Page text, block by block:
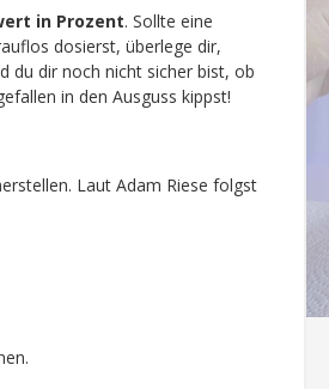
in Prozent. Sollte eine
dosierst, überlege dir,
du dir noch nicht sicher bist, ob
in den Ausguss kippst!
Laut Adam Riese folgst